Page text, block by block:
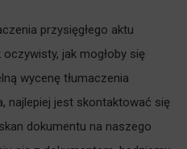
przysięgłego aktu
jak mogłoby się
wycenę tłumaczenia
najlepiej jest skontaktować się
dokumentu na naszego